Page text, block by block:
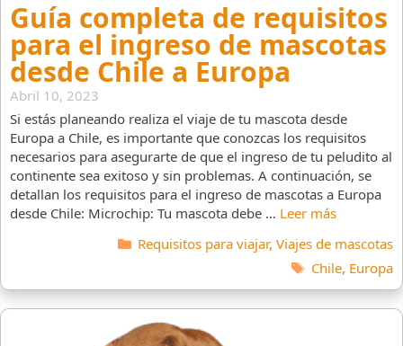
Guía completa de requisitos
para el ingreso de mascotas
desde Chile a Europa
Abril 10, 2023
Si estás planeando realiza el viaje de tu mascota desde
Europa a Chile, es importante que conozcas los requisitos
necesarios para asegurarte de que el ingreso de tu peludito al
continente sea exitoso y sin problemas. A continuación, se
detallan los requisitos para el ingreso de mascotas a Europa
desde Chile: Microchip: Tu mascota debe … Leer más
Categorías
Requisitos para viajar, Viajes de mascotas
Etiquetas
Chile, Europa